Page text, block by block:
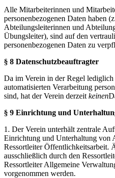
Alle Mitarbeiterinnen und
personenbezogenen Daten haben
Abteilungsleiterinnen und
Übungsleiter), sind auf den
personenbezogenen Daten zu
§ 8 Datenschutzbeauftragter
Da im Verein in der Regel
automatisierten Verarbeitung
sind, hat der Verein derzeit keinen
§ 9 Einrichtung und
1. Der Verein unterhält zentrale
Einrichtung und Unterhaltung von
Ressortleiter Öffentlichkeitsarbeit.
ausschließlich durch den
Ressortleiter Allgemeine
vorgenommen werden.